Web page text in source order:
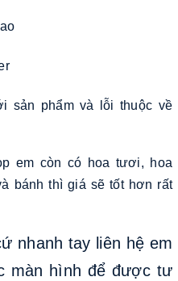
sản phẩm và lỗi thuộc về
em còn có hoa tươi, hoa
bánh thì giá sẽ tốt hơn rất
nhanh tay liên hệ em
màn hình để được tư